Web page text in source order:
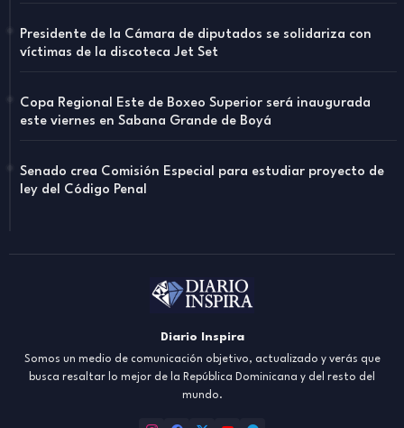
Presidente de la Cámara de diputados se solidariza con
víctimas de la discoteca Jet Set
Copa Regional Este de Boxeo Superior será inaugurada
este viernes en Sabana Grande de Boyá
Senado crea Comisión Especial para estudiar proyecto de
ley del Código Penal
Diario Inspira
Somos un medio de comunicación objetivo, actualizado y verás que
busca resaltar lo mejor de la República Dominicana y del resto del
mundo.